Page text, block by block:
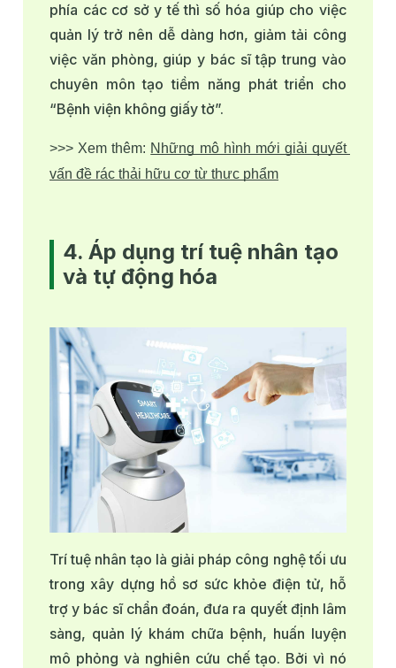
phía các cơ sở y tế thì số hóa giúp cho việc
quản lý trở nên dễ dàng hơn, giảm tải công
việc văn phòng, giúp y bác sĩ tập trung vào
chuyên môn tạo tiềm năng phát triển cho
“Bệnh viện không giấy tờ”.
>>> Xem thêm: Những mô hình mới giải quyết
vấn đề rác thải hữu cơ từ thực phẩm
4. Áp dụng trí tuệ nhân tạo
và tự động hóa
Trí tuệ nhân tạo là giải pháp công nghệ tối ưu
trong xây dựng hồ sơ sức khỏe điện tử, hỗ
trợ y bác sĩ chẩn đoán, đưa ra quyết định lâm
sàng, quản lý khám chữa bệnh, huấn luyện
mô phỏng và nghiên cứu chế tạo. Bởi vì nó